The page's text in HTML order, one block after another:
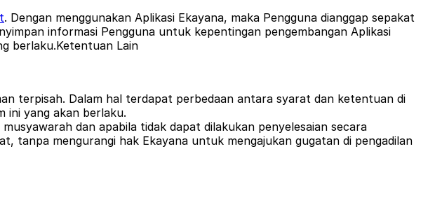
. Dengan menggunakan Aplikasi Ekayana, maka Pengguna dianggap sepakat
informasi Pengguna untuk kepentingan pengembangan Aplikasi
berlaku.Ketentuan Lain
terpisah. Dalam hal terdapat perbedaan antara syarat dan ketentuan di
ini yang akan berlaku.
dan apabila tidak dapat dilakukan penyelesaian secara
tanpa mengurangi hak Ekayana untuk mengajukan gugatan di pengadilan